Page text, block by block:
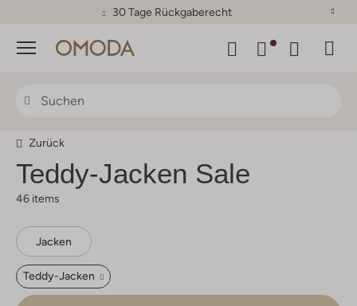
30 Tage Rückgaberecht
Menü
Zurück
Teddy-Jacken Sale
46 items
Jacken
Teddy-Jacken